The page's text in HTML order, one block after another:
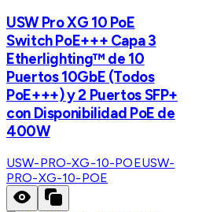
USW Pro XG 10 PoE
Switch PoE+++ Capa 3
Etherlighting™ de 10
Puertos 10GbE (Todos
PoE+++) y 2 Puertos SFP+
con Disponibilidad PoE de
400W
USW-PRO-XG-10-POEUSW-
PRO-XG-10-POE